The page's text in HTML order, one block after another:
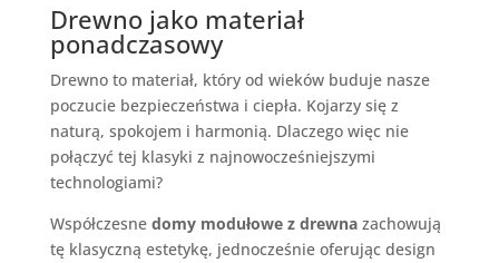
Drewno jako materiał
ponadczasowy
Drewno to materiał, który od wieków buduje nasze
poczucie bezpieczeństwa i ciepła. Kojarzy się z
naturą, spokojem i harmonią. Dlaczego więc nie
połączyć tej klasyki z najnowocześniejszymi
technologiami?
Współczesne domy modułowe z drewnazachowują
tę klasyczną estetykę, jednocześnie oferując design